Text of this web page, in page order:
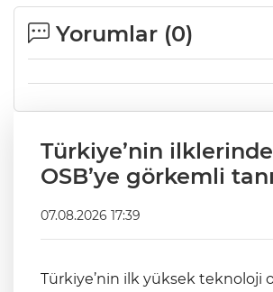
Yorumlar (0)
Türkiye’nin
OSB’ye görkemli
07.08.2026 17:39
Türkiye’nin ilk yüksek teknoloji